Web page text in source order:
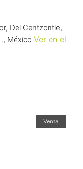
Del Centzontle,
México Ver en el
Venta